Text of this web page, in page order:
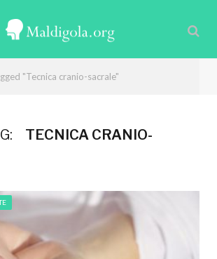
"Tecnica cranio-sacrale"
TECNICA CRANIO-